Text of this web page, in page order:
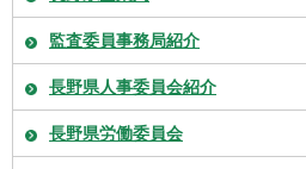
監査委員事務局紹介
長野県人事委員会紹介
長野県労働委員会